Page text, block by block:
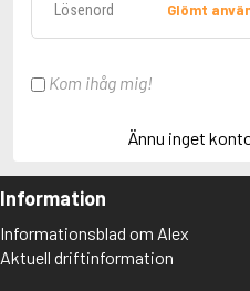
Glömt
Kom ihåg mig!
Ännu inget
Information
Informationsblad om Alex
Aktuell driftinformation